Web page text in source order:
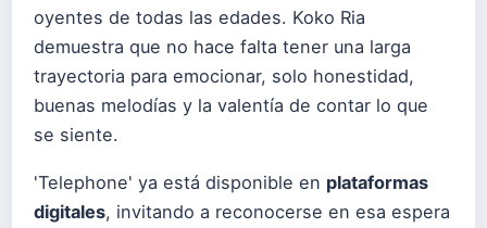
oyentes de todas las edades. Koko Ria
demuestra que no hace falta tener una larga
trayectoria para emocionar, solo honestidad,
buenas melodías y la valentía de contar lo que
se siente.
'Telephone' ya está disponible en plataformas
digitales, invitando a reconocerse en esa espera